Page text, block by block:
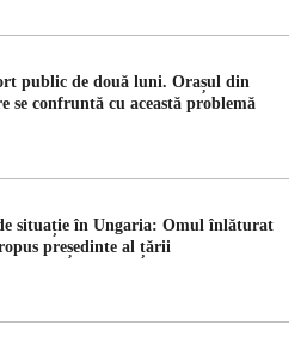
public de două luni. Orașul din
se confruntă cu această problemă
situație în Ungaria: Omul înlăturat
președinte al țării